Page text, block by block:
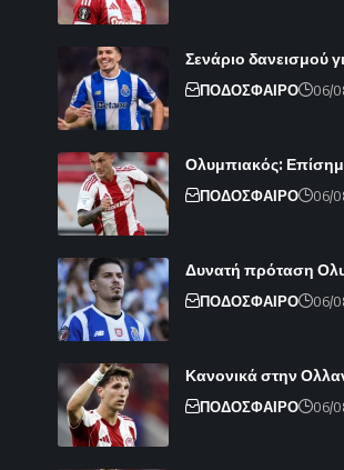
Σενάριο δανεισμού
ΠΟΔΟΣΦΑΙΡΟ 06/
Ολυμπιακός:
ΠΟΔΟΣΦΑΙΡΟ 06/
Δυνατή πρόταση
ΠΟΔΟΣΦΑΙΡΟ 06/
Κανονικά στην
ΠΟΔΟΣΦΑΙΡΟ 06/